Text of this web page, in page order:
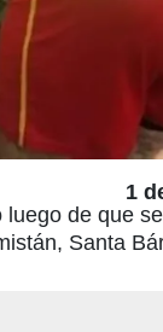
1
de que
Santa